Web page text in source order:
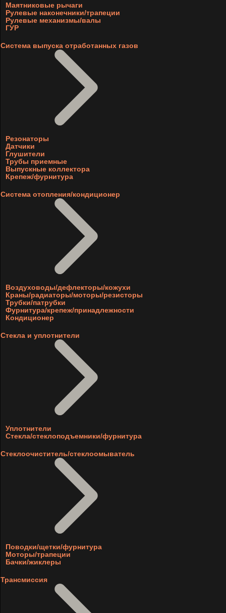
Маятниковые рычаги
Рулевые наконечники/трапеции
Рулевые механизмы/валы
ГУР
Система выпуска отработанных газов
Резонаторы
Датчики
Глушители
Трубы приемные
Выпускные коллектора
Крепеж/фурнитура
Система отопления/кондиционер
Воздуховоды/дефлекторы/кожухи
Краны/радиаторы/моторы/резисторы
Трубки/патрубки
Фурнитура/крепеж/принадлежности
Кондиционер
Стекла и уплотнители
Уплотнители
Стекла/стеклоподъемники/фурнитура
Стеклоочиститель/стеклоомыватель
Поводки/щетки/фурнитура
Моторы/трапеции
Бачки/жиклеры
Трансмиссия